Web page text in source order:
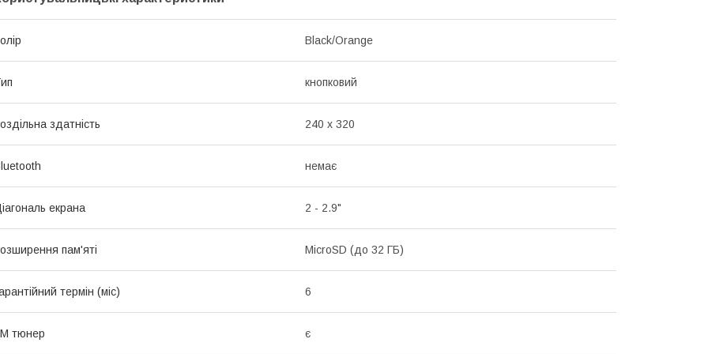
Black/Orange
кнопковий
здатність 240 x 320
немає
екрана 2 - 2.9"
пам'яті MicroSD (до 32 ГБ)
термін (міс) 6
тюнер є